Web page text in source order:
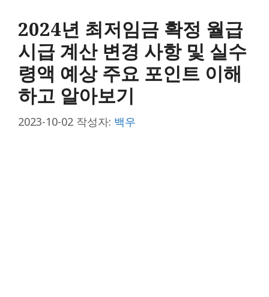
2024년 최저임금 확정 월급
시급 계산 변경 사항 및 실수
령액 예상 주요 포인트 이해
하고 알아보기
2023-10-02 작성자: 백우